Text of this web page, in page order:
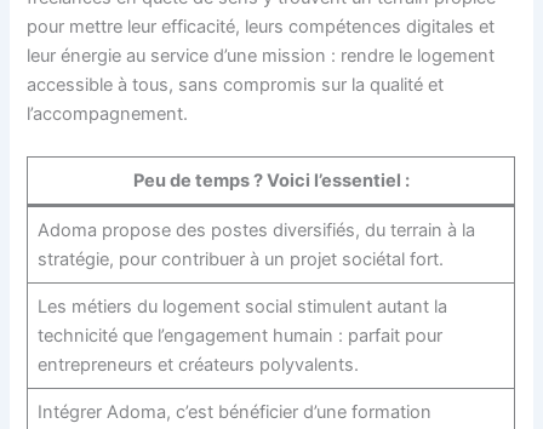
pour mettre leur efficacité, leurs compétences digitales et
leur énergie au service d’une mission : rendre le logement
accessible à tous, sans compromis sur la qualité et
l’accompagnement.
Peu de temps ? Voici l’essentiel :
Adoma propose des postes diversifiés, du terrain à la
stratégie, pour contribuer à un projet sociétal fort.
Les métiers du logement social stimulent autant la
technicité que l’engagement humain : parfait pour
entrepreneurs et créateurs polyvalents.
Intégrer Adoma, c’est bénéficier d’une formation